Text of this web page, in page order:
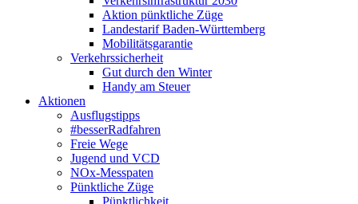
Aktion pünktliche Züge
Landestarif Baden-Württemberg
Mobilitätsgarantie
Verkehrssicherheit
Gut durch den Winter
Handy am Steuer
Aktionen
Ausflugstipps
#besserRadfahren
Freie Wege
Jugend und VCD
NOx-Messpaten
Pünktliche Züge
Pünktlichkeit